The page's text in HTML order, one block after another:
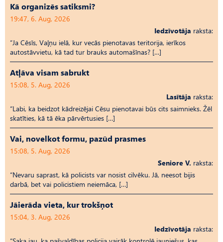
Kā organizēs satiksmi?
19:47, 6. Aug, 2026
Iedzīvotāja raksta:
“Ja Cēsīs, Vaļņu ielā, kur vecās pienotavas teritorija, ierīkos
autostāvvietu, kā tad tur brauks automašīnas? […]
Atļāva visam sabrukt
15:08, 5. Aug, 2026
Lasītāja raksta:
“Labi, ka beidzot kādreizējai Cēsu pienotavai būs cits saimnieks. Žēl
skatīties, kā tā ēka pārvērtusies […]
Vai, novelkot formu, pazūd prasmes
15:08, 5. Aug, 2026
Seniore V. raksta:
“Nevaru saprast, kā policists var nosist cilvēku. Jā, neesot bijis
darbā, bet vai policistiem neiemāca, […]
Jāierāda vieta, kur trokšņot
15:04, 3. Aug, 2026
Iedzīvotāja raksta: